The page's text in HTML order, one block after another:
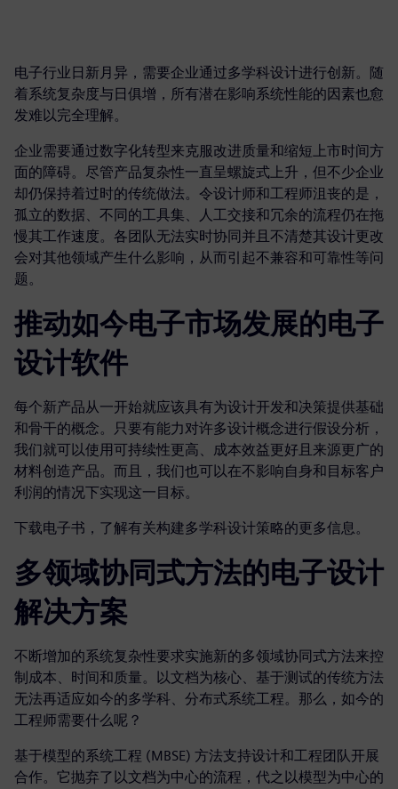
电子行业日新月异，需要企业通过多学科设计进行创新。随
着系统复杂度与日俱增，所有潜在影响系统性能的因素也愈
发难以完全理解。
企业需要通过数字化转型来克服改进质量和缩短上市时间方
面的障碍。尽管产品复杂性一直呈螺旋式上升，但不少企业
却仍保持着过时的传统做法。令设计师和工程师沮丧的是，
孤立的数据、不同的工具集、人工交接和冗余的流程仍在拖
慢其工作速度。各团队无法实时协同并且不清楚其设计更改
会对其他领域产生什么影响，从而引起不兼容和可靠性等问
题。
推动如今电子市场发展的电子
设计软件
每个新产品从一开始就应该具有为设计开发和决策提供基础
和骨干的概念。只要有能力对许多设计概念进行假设分析，
我们就可以使用可持续性更高、成本效益更好且来源更广的
材料创造产品。而且，我们也可以在不影响自身和目标客户
利润的情况下实现这一目标。
下载电子书，了解有关构建多学科设计策略的更多信息。
多领域协同式方法的电子设计
解决方案
不断增加的系统复杂性要求实施新的多领域协同式方法来控
制成本、时间和质量。以文档为核心、基于测试的传统方法
无法再适应如今的多学科、分布式系统工程。那么，如今的
工程师需要什么呢？
基于模型的系统工程 (MBSE) 方法支持设计和工程团队开展
合作。它抛弃了以文档为中心的流程，代之以模型为中心的